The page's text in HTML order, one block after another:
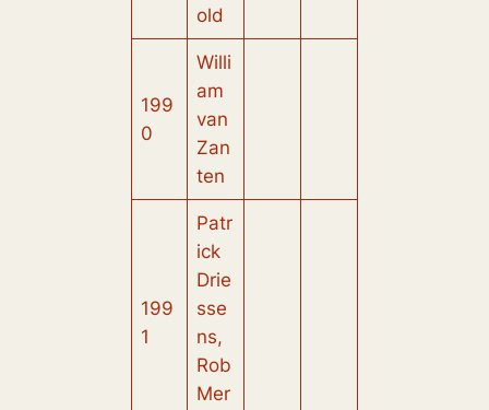
old
199
0
Willi
am
van
Zan
ten
199
1
Patr
ick
Drie
sse
ns,
Rob
Mer